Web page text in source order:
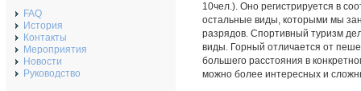
FAQ
История
Контакты
Мероприятия
Новости
Руководство
10чел.). Оно регистрируется в
остальные виды, которыми мы
разрядов. Спортивный туризм
виды. Горный отличается от
большего расстояния в
можно более интересных и